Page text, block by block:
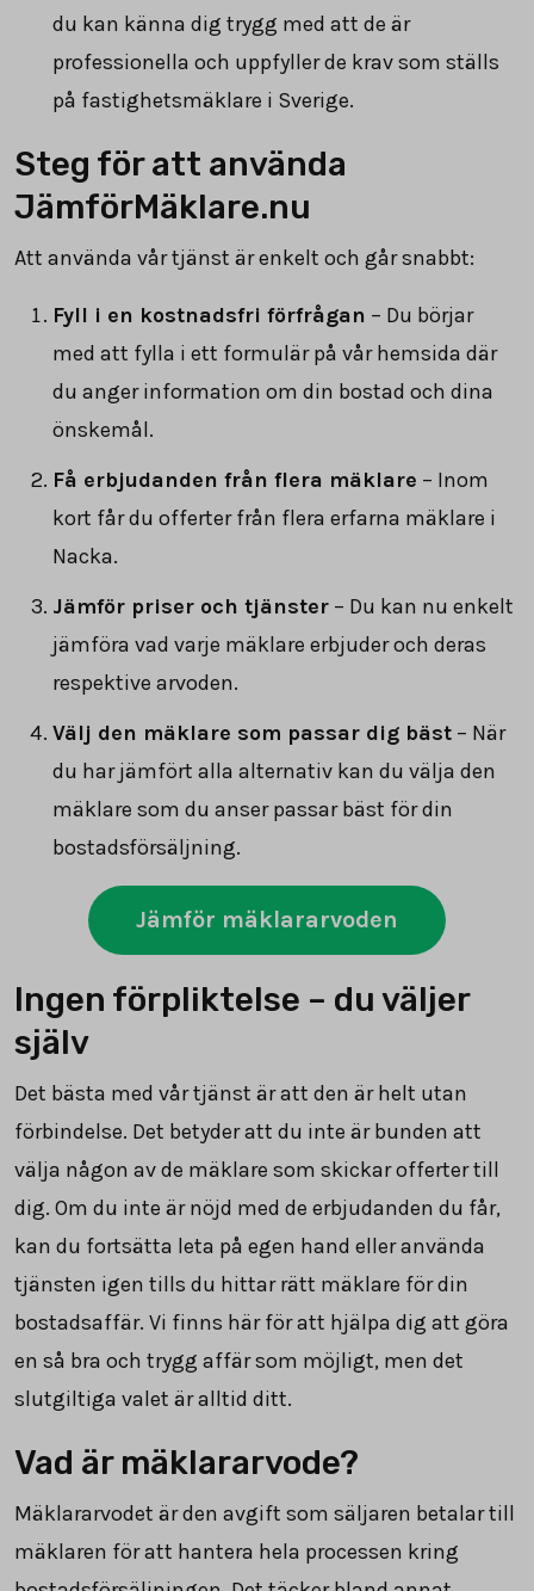
du kan känna dig trygg med att de är
professionella och uppfyller de krav som ställs
på fastighetsmäklare i Sverige.
Steg för att använda
JämförMäklare.nu
Att använda vår tjänst är enkelt och går snabbt:
Fyll i en kostnadsfri förfrågan – Du börjar
med att fylla i ett formulär på vår hemsida där
du anger information om din bostad och dina
önskemål.
Få erbjudanden från flera mäklare – Inom
kort får du offerter från flera erfarna mäklare i
Nacka.
Jämför priser och tjänster – Du kan nu enkelt
jämföra vad varje mäklare erbjuder och deras
respektive arvoden.
Välj den mäklare som passar dig bäst – När
du har jämfört alla alternativ kan du välja den
mäklare som du anser passar bäst för din
bostadsförsäljning.
Jämför mäklararvoden
Ingen förpliktelse – du väljer
själv
Det bästa med vår tjänst är att den är helt utan
förbindelse. Det betyder att du inte är bunden att
välja någon av de mäklare som skickar offerter till
dig. Om du inte är nöjd med de erbjudanden du får,
kan du fortsätta leta på egen hand eller använda
tjänsten igen tills du hittar rätt mäklare för din
bostadsaffär. Vi finns här för att hjälpa dig att göra
en så bra och trygg affär som möjligt, men det
slutgiltiga valet är alltid ditt.
Vad är mäklararvode?
Mäklararvodet är den avgift som säljaren betalar till
mäklaren för att hantera hela processen kring